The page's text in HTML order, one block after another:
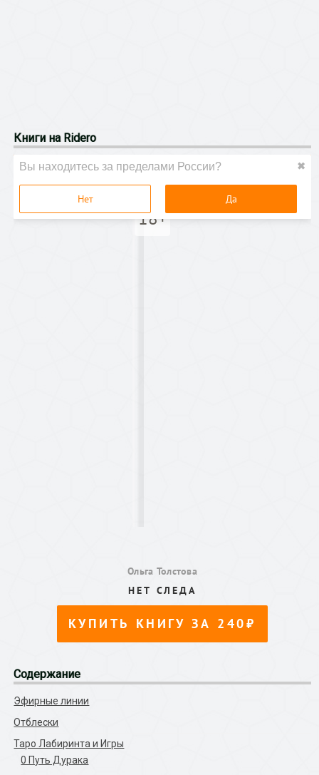
Книги на Ridero
Содержание
Эфирные линии
Отблески
Таро Лабиринта и Игры
0 Путь Дурака